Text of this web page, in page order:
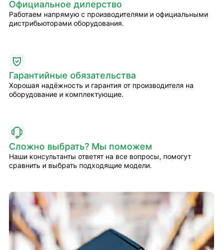
Официальное дилерство
Работаем напрямую с производителями и официальными
дистрибьюторами оборудования.
Гарантийные обязательства
Хорошая надёжность и гарантия от производителя на
оборудование и комплектующие.
Сложно выбрать? Мы поможем
Наши консультанты ответят на все вопросы, помогут
сравнить и выбрать подходящие модели.